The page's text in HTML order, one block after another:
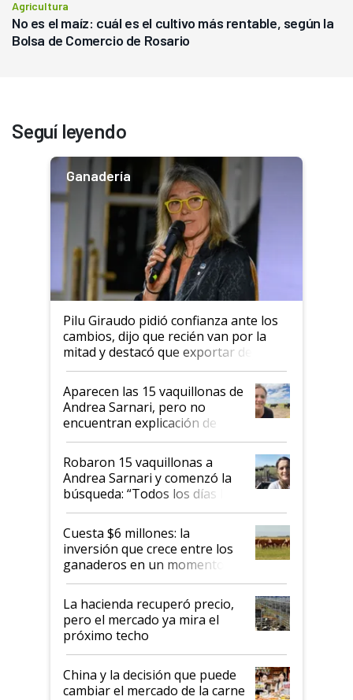
Agricultura
No es el maíz: cuál es el cultivo más rentable, según la
Bolsa de Comercio de Rosario
Seguí leyendo
Ganadería
Pilu Giraudo pidió confianza ante los
cambios, dijo que recién van por la
mitad y destacó que exportar dejó de
ser "para unos pocos": "Tenemos un
mandato muy claro del gobierno
nacional"
Aparecen las 15 vaquillonas de
Andrea Sarnari, pero no
encuentran explicación de
cómo llegaron allí
Robaron 15 vaquillonas a
Andrea Sarnari y comenzó la
búsqueda: “Todos los días le
toca a algún productor”
Cuesta $6 millones: la
inversión que crece entre los
ganaderos en un momento
histórico para la actividad
La hacienda recuperó precio,
pero el mercado ya mira el
próximo techo
China y la decisión que puede
cambiar el mercado de la carne